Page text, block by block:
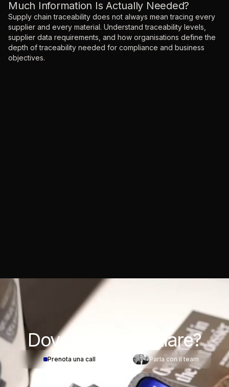
Much Information Is Actually Needed?
Supply chain traceability does not always mean tracing every
supplier and every material. Understand traceability levels,
supplier data requirements, and how organisations define the
depth of traceability needed for compliance and business
objectives.
Dove vorresti iniziare?
Prenota una call Parla con il team